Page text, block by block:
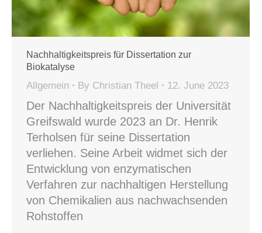
Nachhaltigkeitspreis für Dissertation zur
Biokatalyse
Allgemein By Christian Theel 12. June 2023
Der Nachhaltigkeitspreis der Universität
Greifswald wurde 2023 an Dr. Henrik
Terholsen für seine Dissertation
verliehen. Seine Arbeit widmet sich der
Entwicklung von enzymatischen
Verfahren zur nachhaltigen Herstellung
von Chemikalien aus nachwachsenden
Rohstoffen